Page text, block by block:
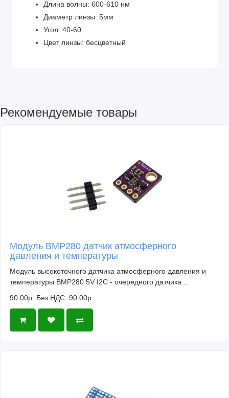
Длина волны: 600-610 нм
Диаметр линзы: 5мм
Угол: 40-60
Цвет линзы: бесцветный
Рекомендуемые товары
Модуль BMP280 датчик атмосферного
давления и температуры
Модуль высокоточного датчика атмосферного давления и
температуры BMP280 5V I2C - очередного датчика ..
90.00р. Без НДС: 90.00р.